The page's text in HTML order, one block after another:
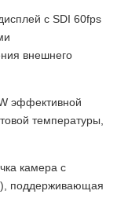
с SDI 60fps
внешнего
эффективной
температуры,
камера с
поддерживающая